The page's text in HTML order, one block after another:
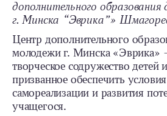
дополнительного
г. Минска “Эврика”»
Центр дополнительного
молодежи г. Минска «Эврика»
творческое содружество детей
призванное обеспечить
самореализации и развития
учащегося.